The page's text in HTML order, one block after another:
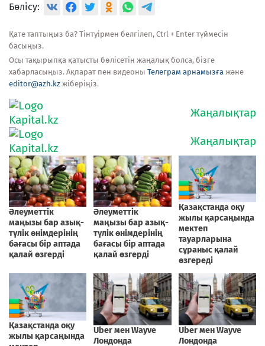
Бөлісу:
Қате таптыңыз ба? Тінтуірмен белгілеп, Ctrl + Enter түймесін
басыңыз.
Осы тақырыпқа қатысты бөлісетін жаңалық болса, бізге
хабарласыңыз. Ақпарат пен видеоны Телеграм арнамызға және
editor@azh.kz жіберіңіз.